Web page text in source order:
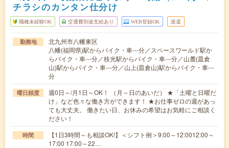
チラシのカンタン仕分け
職種未経験OK 交通費別途支給あり WEB登録OK 派遣
勤務地
北九州市八幡東区
八幡(福岡県)駅からバイク・車---分／スペースワールド駅か
らバイク・車---分／枝光駅からバイク・車---分／山麓(皿倉
山)駅からバイク・車---分／山上(皿倉山)駅からバイク・車---
分
曜日頻度
週0日～/月1日～OK！ （月～日のあいだ） ★「土曜と日曜だ
け」など色々な働き方ができます！ ★お仕事ゼロの週があっ
ても大丈夫。 働きたい日、お休みの希望はお気軽にご相談く
ださい！
時間
【1日3時間～も相談OK!】＜シフト例＞9:00～12:0012:00～
17:00 17:00～22…